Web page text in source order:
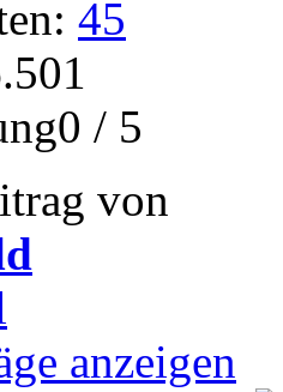
45
/ 5
von
anzeigen